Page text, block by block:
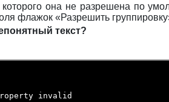
она не разрешена по
флажок «Разрешить
текст?
invalid